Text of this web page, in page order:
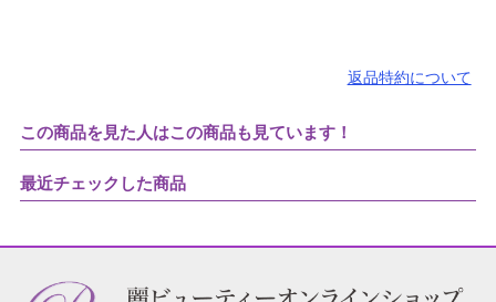
返品特約について
この商品を見た人はこの商品も見ています！
最近チェックした商品